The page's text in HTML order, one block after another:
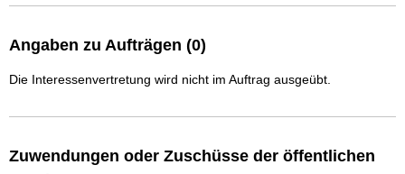
Angaben zu Aufträgen (0)
Die Interessenvertretung wird nicht im Auftrag ausgeübt.
Zuwendungen oder Zuschüsse der öffentlichen